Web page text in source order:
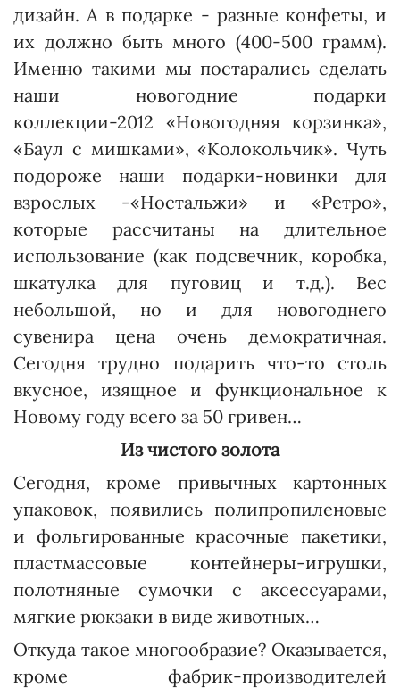
дизайн. А в подарке - разные конфеты, и
их должно быть много (400-500 грамм).
Именно такими мы постарались сделать
наши новогодние подарки
коллекции-2012 «Новогодняя корзинка»,
«Баул с мишками», «Коло­кольчик». Чуть
подороже наши подарки-новинки для
взрослых -«Ностальжи» и «Ретро»,
которые рассчитаны на длительное
использование (как подсвечник, коробка,
шкатулка для пуговиц и т.д.). Вес
небольшой, но и для новогоднего
сувенира цена очень демократичная.
Сегодня трудно подарить что-то столь
вкусное, изящное и функциональное к
Новому году всего за 50 гривен…
Из чистого золота
Сегодня, кроме привычных картонных
упаковок, появились полипропиленовые
и фольгированные красочные пакетики,
пластмассовые контейнеры-игрушки,
полотняные сумочки с аксессуарами,
мягкие рюкзаки в виде животных…
Откуда такое многообразие? Оказывается,
кроме фабрик-производителей